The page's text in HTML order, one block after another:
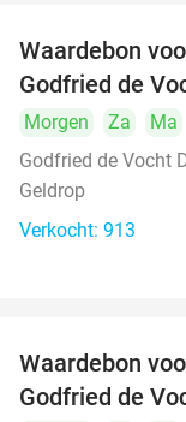
Waardebon
Godfried de
Morgen Za Ma
Godfried de Vocht
Geldrop
Verkocht: 913
Waardebon
Godfried de